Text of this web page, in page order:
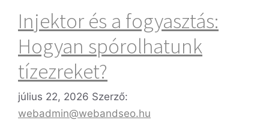
Injektor és a fogyasztás:
Hogyan spórolhatunk
tízezreket?
július 22, 2026 Szerző:
webadmin@webandseo.hu